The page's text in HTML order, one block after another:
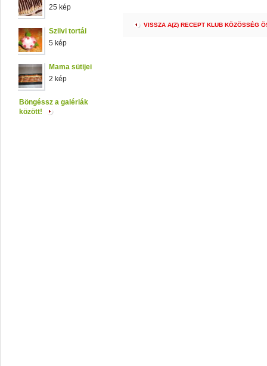
25 kép
Szilvi tortái
5 kép
Mama sütijei
2 kép
Böngéssz a galériák
között!
VISSZA A(Z) RECEPT KLUB KÖZÖSSÉG